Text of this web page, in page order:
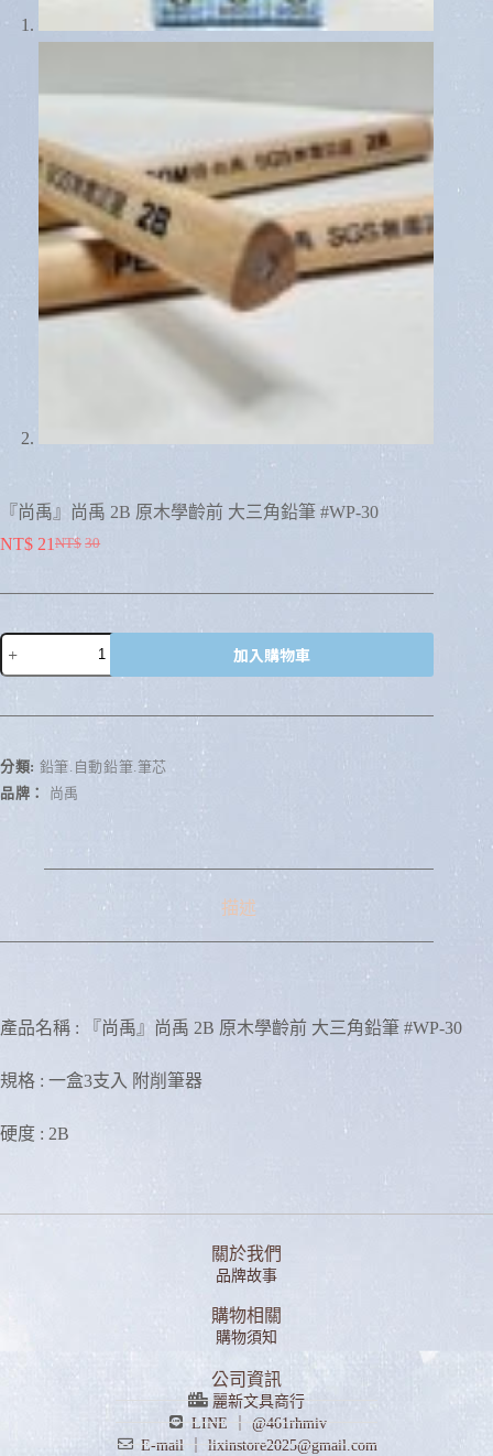
『尚禹』尚禹 2B 原木學齡前 大三角鉛筆 #WP-30
NT$ 30
NT$ 21
加入購物車
r
n
a
分類: 鉛筆.自動鉛筆.筆芯
品牌： 尚禹
描述
產品名稱 : 『尚禹』尚禹 2B 原木學齡前 大三角鉛筆 #WP-30
規格 : 一盒3支入 附削筆器
硬度 : 2B
關於我們
品牌故事
購物相關
購物須知
公司資訊
麗新文具商行
LINE ｜ @461rhmiv
E-mail ｜ lixinstore2025@gmail.com